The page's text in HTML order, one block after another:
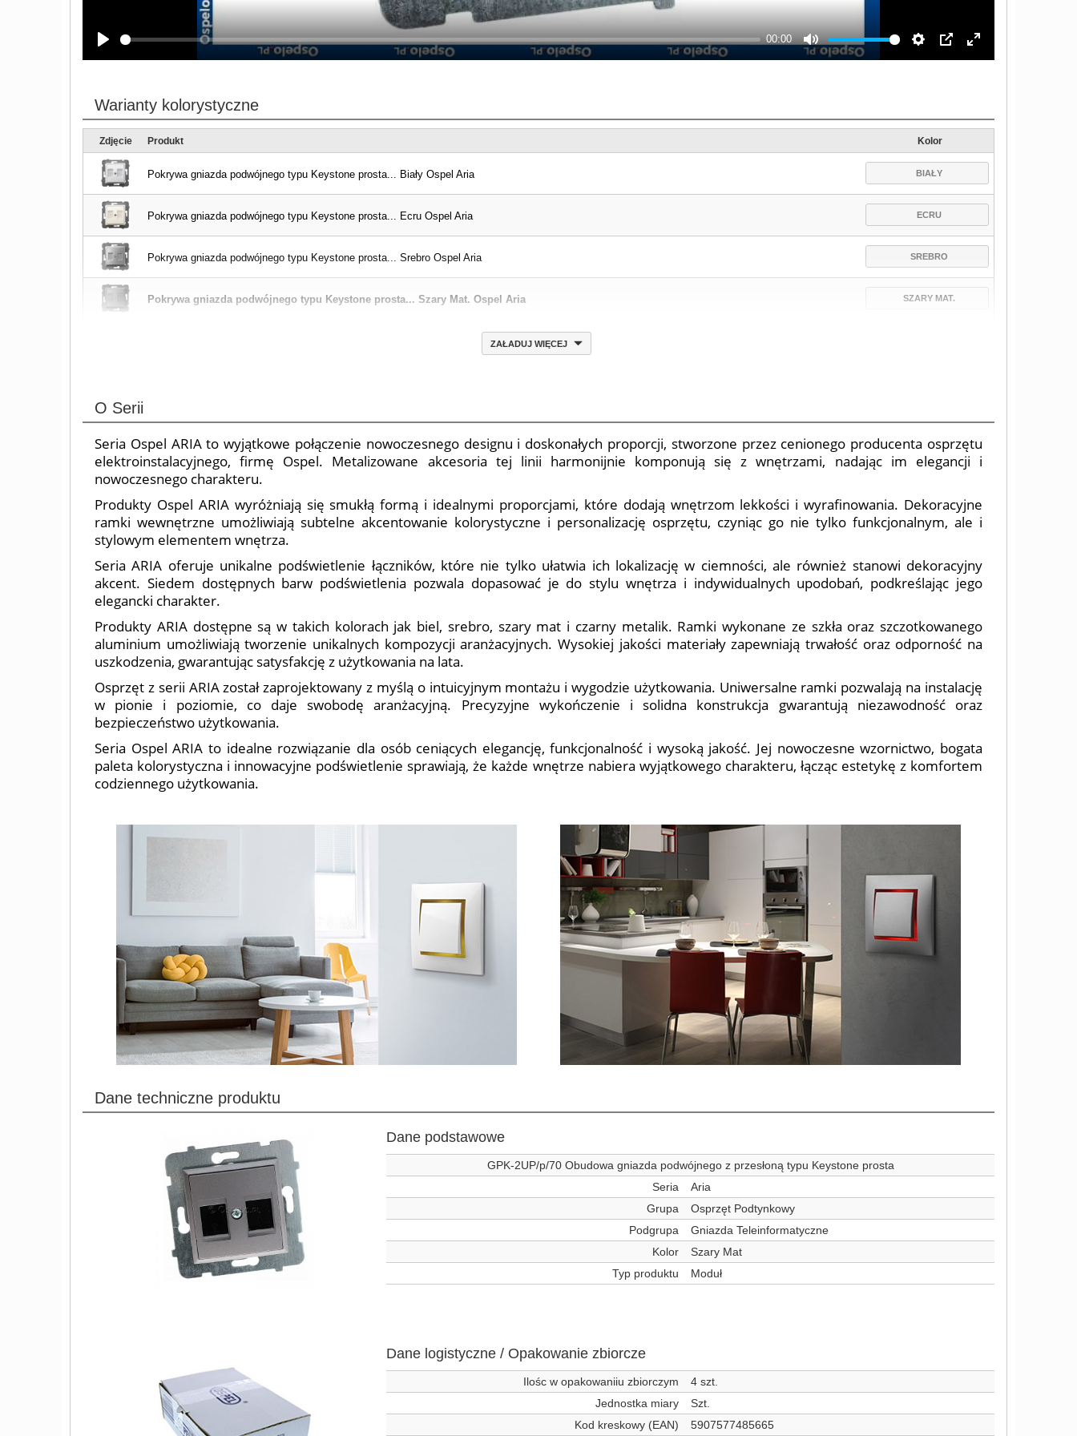
00:00
Mute
Warianty kolorystyczne
Zdjęcie Produkt Kolor
Pokrywa gniazda podwójnego typu Keystone prosta... Biały Ospel Aria BIAŁY
Pokrywa gniazda podwójnego typu Keystone prosta... Ecru Ospel Aria ECRU
Pokrywa gniazda podwójnego typu Keystone prosta... Srebro Ospel Aria SREBRO
Pokrywa gniazda podwójnego typu Keystone prosta... Szary Mat. Ospel Aria SZARY MAT.
ZAŁADUJ WIĘCEJ
O Serii
Seria Ospel ARIA to wyjątkowe połączenie nowoczesnego designu i doskonałych proporcji, stworzone przez cenionego producenta osprzętu
elektroinstalacyjnego, firmę Ospel. Metalizowane akcesoria tej linii harmonijnie komponują się z wnętrzami, nadając im elegancji i
nowoczesnego charakteru.
Produkty Ospel ARIA wyróżniają się smukłą formą i idealnymi proporcjami, które dodają wnętrzom lekkości i wyrafinowania. Dekoracyjne
ramki wewnętrzne umożliwiają subtelne akcentowanie kolorystyczne i personalizację osprzętu, czyniąc go nie tylko funkcjonalnym, ale i
stylowym elementem wnętrza.
Seria ARIA oferuje unikalne podświetlenie łączników, które nie tylko ułatwia ich lokalizację w ciemności, ale również stanowi dekoracyjny
akcent. Siedem dostępnych barw podświetlenia pozwala dopasować je do stylu wnętrza i indywidualnych upodobań, podkreślając jego
elegancki charakter.
Produkty ARIA dostępne są w takich kolorach jak biel, srebro, szary mat i czarny metalik. Ramki wykonane ze szkła oraz szczotkowanego
aluminium umożliwiają tworzenie unikalnych kompozycji aranżacyjnych. Wysokiej jakości materiały zapewniają trwałość oraz odporność na
uszkodzenia, gwarantując satysfakcję z użytkowania na lata.
Osprzęt z serii ARIA został zaprojektowany z myślą o intuicyjnym montażu i wygodzie użytkowania. Uniwersalne ramki pozwalają na instalację
w pionie i poziomie, co daje swobodę aranżacyjną. Precyzyjne wykończenie i solidna konstrukcja gwarantują niezawodność oraz
bezpieczeństwo użytkowania.
Seria Ospel ARIA to idealne rozwiązanie dla osób ceniących elegancję, funkcjonalność i wysoką jakość. Jej nowoczesne wzornictwo, bogata
paleta kolorystyczna i innowacyjne podświetlenie sprawiają, że każde wnętrze nabiera wyjątkowego charakteru, łącząc estetykę z komfortem
codziennego użytkowania.
Dane techniczne produktu
Dane podstawowe
GPK-2UP/p/70 Obudowa gniazda podwójnego z przesłoną typu Keystone prosta
Seria
Aria
Grupa
Osprzęt Podtynkowy
Podgrupa
Gniazda Teleinformatyczne
Kolor
Szary Mat
Typ produktu
Moduł
Dane logistyczne / Opakowanie zbiorcze
Ilośc w opakowaniiu zbiorczym
4 szt.
Jednostka miary
Szt.
Kod kreskowy (EAN)
5907577485665